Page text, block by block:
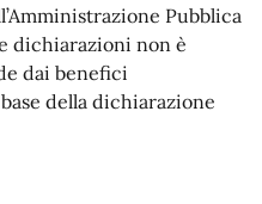
Pubblica
dichiarazioni non è
dai benefici
della dichiarazione